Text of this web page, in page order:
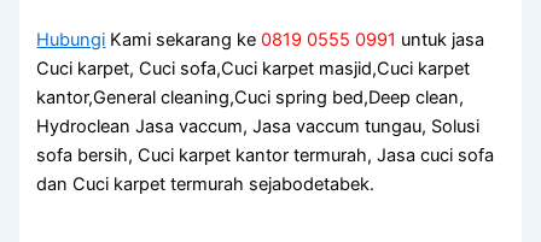
Hubungi Kami sekarang ke0819 0555 0991 untuk jasa
Cuci karpet, Cuci sofa,Cuci karpet masjid,Cuci karpet
kantor,General cleaning,Cuci spring bed,Deep clean,
Hydroclean Jasa vaccum, Jasa vaccum tungau, Solusi
sofa bersih, Cuci karpet kantor termurah, Jasa cuci sofa
dan Cuci karpet termurah sejabodetabek.